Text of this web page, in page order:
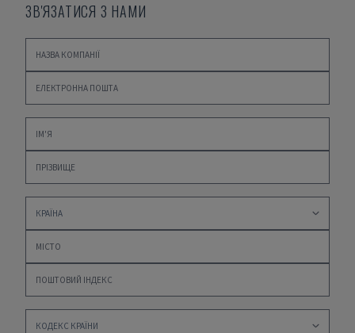
ЗВ'ЯЗАТИСЯ З НАМИ